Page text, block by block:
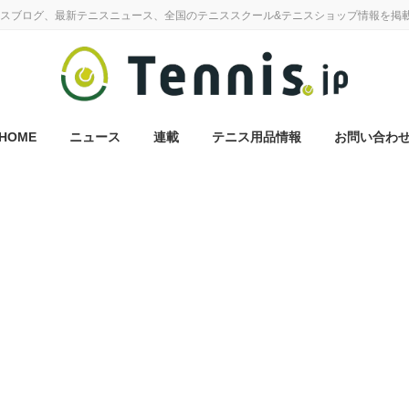
ブログ、最新テニスニュース、全国のテニススクール&テニスショップ情報を掲
ニュース 連載 テニス用品情報 お問い合わ